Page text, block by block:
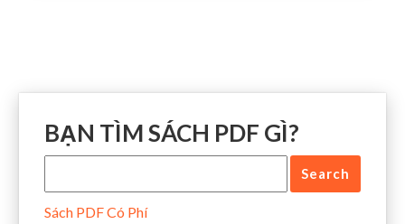
BẠN TÌM SÁCH PDF GÌ?
Sách PDF Có Phí